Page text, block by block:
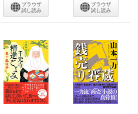
ブラウザ
試し読み
ブラウザ
試し読み